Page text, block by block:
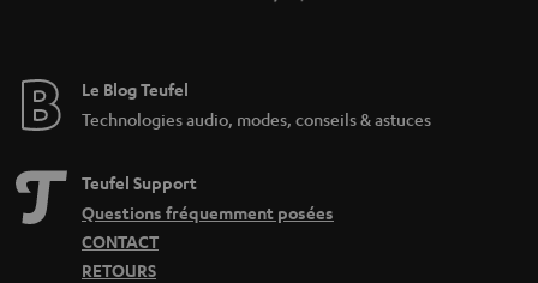
Le Blog Teufel
Technologies audio, modes, conseils & astuces
Teufel Support
Questions fréquemment posées
CONTACT
RETOURS